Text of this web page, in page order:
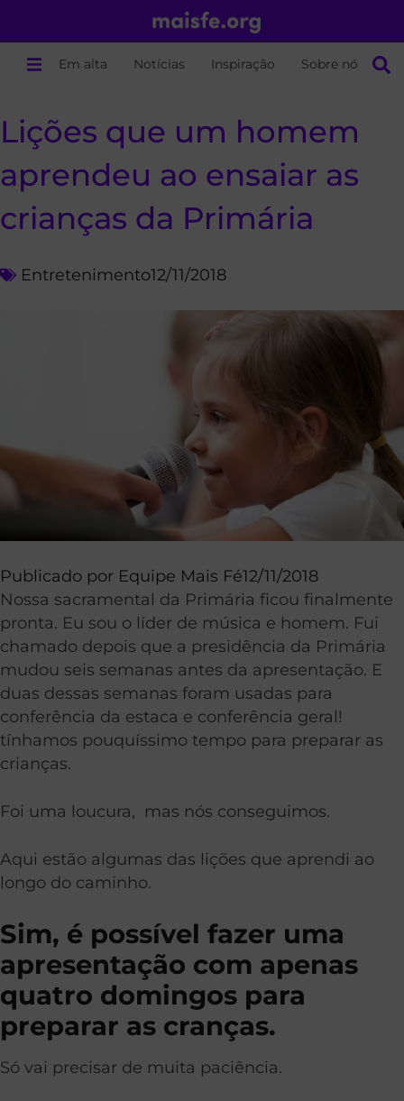
Em alta Notícias Inspiração Sobre nós
Lições que um homem
aprendeu ao ensaiar as
crianças da Primária
Entretenimento12/11/2018
Publicado por Equipe Mais Fé12/11/2018
Nossa sacramental da Primária ficou finalmente
pronta. Eu sou o líder de música e homem. Fui
chamado depois que a presidência da Primária
mudou seis semanas antes da apresentação. E
duas dessas semanas foram usadas para
conferência da estaca e conferência geral!
tínhamos pouquíssimo tempo para preparar as
crianças.
Foi uma loucura, mas nós conseguimos.
Aqui estão algumas das lições que aprendi ao
longo do caminho.
Sim, é possível fazer uma
apresentação com apenas
quatro domingos para
preparar as cranças.
Só vai precisar de muita paciência.